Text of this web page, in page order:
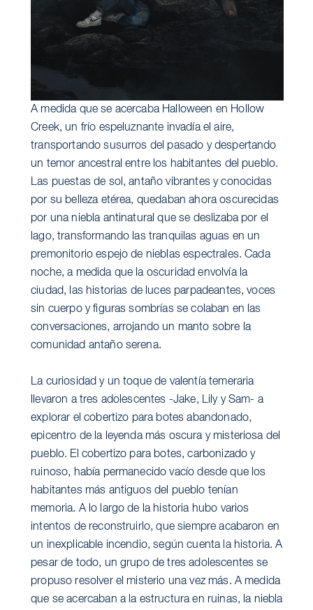
A medida que se acercaba Halloween en Hollow
Creek, un frío espeluznante invadía el aire,
transportando susurros del pasado y despertando
un temor ancestral entre los habitantes del pueblo.
Las puestas de sol, antaño vibrantes y conocidas
por su belleza etérea, quedaban ahora oscurecidas
por una niebla antinatural que se deslizaba por el
lago, transformando las tranquilas aguas en un
premonitorio espejo de nieblas espectrales. Cada
noche, a medida que la oscuridad envolvía la
ciudad, las historias de luces parpadeantes, voces
sin cuerpo y figuras sombrías se colaban en las
conversaciones, arrojando un manto sobre la
comunidad antaño serena.
La curiosidad y un toque de valentía temeraria
llevaron a tres adolescentes -Jake, Lily y Sam- a
explorar el cobertizo para botes abandonado,
epicentro de la leyenda más oscura y misteriosa del
pueblo. El cobertizo para botes, carbonizado y
ruinoso, había permanecido vacío desde que los
habitantes más antiguos del pueblo tenían
memoria. A lo largo de la historia hubo varios
intentos de reconstruirlo, que siempre acabaron en
un inexplicable incendio, según cuenta la historia. A
pesar de todo, un grupo de tres adolescentes se
propuso resolver el misterio una vez más. A medida
que se acercaban a la estructura en ruinas, la niebla